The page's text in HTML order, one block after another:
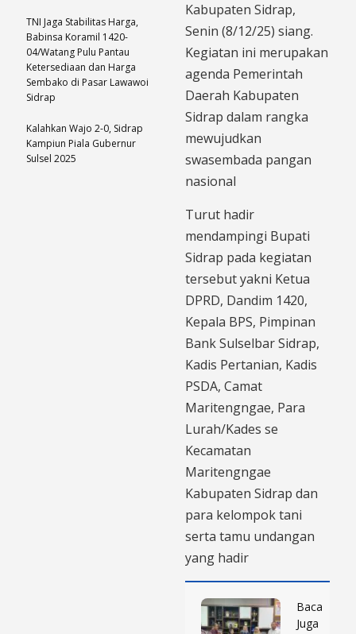
Kabupaten Sidrap,
Senin (8/12/25) siang.
Kegiatan ini merupakan
agenda Pemerintah
Daerah Kabupaten
Sidrap dalam rangka
mewujudkan
swasembada pangan
nasional
Turut hadir
mendampingi Bupati
Sidrap pada kegiatan
tersebut yakni Ketua
DPRD, Dandim 1420,
Kepala BPS, Pimpinan
Bank Sulselbar Sidrap,
Kadis Pertanian, Kadis
PSDA, Camat
Maritengngae, Para
Lurah/Kades se
Kecamatan
Maritengngae
Kabupaten Sidrap dan
para kelompok tani
serta tamu undangan
yang hadir
Baca
Juga
TNI Jaga Stabilitas Harga,
Babinsa Koramil 1420-
04/Watang Pulu Pantau
Ketersediaan dan Harga
Sembako di Pasar Lawawoi
Sidrap
Kalahkan Wajo 2-0, Sidrap
Kampiun Piala Gubernur
Sulsel 2025